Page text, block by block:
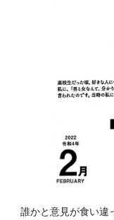
誰かと意見が食い違